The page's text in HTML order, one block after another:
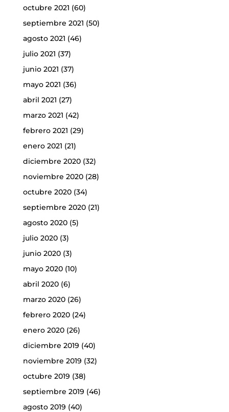
octubre 2021 (60)
septiembre 2021 (50)
agosto 2021 (46)
julio 2021 (37)
junio 2021 (37)
mayo 2021 (36)
abril 2021 (27)
marzo 2021 (42)
febrero 2021 (29)
enero 2021 (21)
diciembre 2020(32)
noviembre 2020(28)
octubre 2020(34)
septiembre 2020(21)
agosto 2020(5)
julio 2020(3)
junio 2020(3)
mayo 2020(10)
abril 2020(6)
marzo 2020(26)
febrero 2020(24)
enero 2020(26)
diciembre 2019 (40)
noviembre 2019 (32)
octubre 2019 (38)
septiembre 2019 (46)
agosto 2019 (40)